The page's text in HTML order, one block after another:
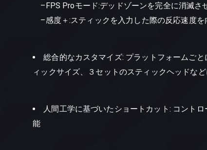
–FPS Proモード:デッドゾーンを完全に消滅さ
–感度＋:スティックを入力した際の反応速度を
総合的なカスタマイズ: プラットフォームご
ィックサイズ、３セットのスティックヘッドな
人間工学に基づいたショートカット: コント
能